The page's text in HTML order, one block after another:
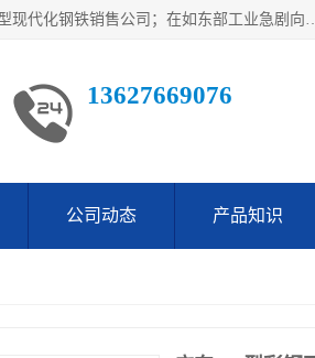
重庆仁邦钢材有限公司是西南地区钢铁物资企业家合资共同在重庆市成立的一家新型现代化钢铁销售公司；在如东部工业急剧向
13627669076
公司动态 产品知识